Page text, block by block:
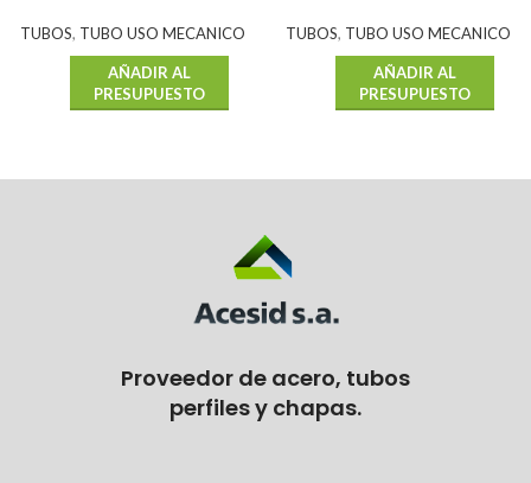
TUBOS, TUBO USO MECANICO
AÑADIR AL
PRESUPUESTO
TUBOS, TUBO USO MECANICO
AÑADIR AL
PRESUPUESTO
Proveedor de acero, tubos
perfiles y chapas.